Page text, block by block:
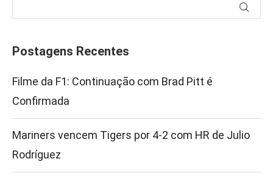
Postagens Recentes
Filme da F1: Continuação com Brad Pitt é
Confirmada
Mariners vencem Tigers por 4-2 com HR de Julio
Rodríguez